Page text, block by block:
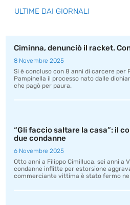
ULTIME DAI GIORNALI
Ciminna, denunciò il racket.
8 Novembre 2025
Si è concluso con 8 anni di carcere per
Pampinella il processo nato dalle
che pagò per paura.
“Gli faccio saltare la casa”: il
due condanne
6 Novembre 2025
Otto anni a Filippo Cimilluca, sei anni a
condanne inflitte per estorsione
commerciante vittima è stato fermo